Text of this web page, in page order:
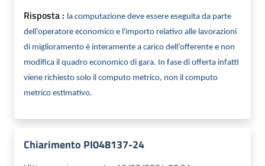
Risposta : la computazione deve essere eseguita da parte
dell’operatore economico e l'importo relativo alle lavorazioni
di miglioramento è interamente a carico dell’offerente e non
modifica il quadro economico di gara. In fase di offerta infatti
viene richiesto solo il computo metrico, non il computo
metrico estimativo.
Chiarimento PI048137-24